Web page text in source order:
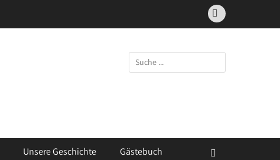
Facebook
Suchen
nach:
Unsere Geschichte Gästebuch